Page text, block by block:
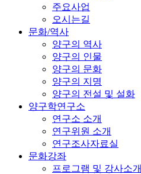
주요사업
오시는길
문화/역사
양구의 역사
양구의 인물
양구의 문화
양구의 지명
양구의 전설 및 설화
양구학연구소
연구소 소개
연구위원 소개
연구조사자료실
문화강좌
프로그램 및 강사소개